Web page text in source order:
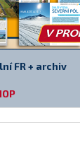
FR + archiv